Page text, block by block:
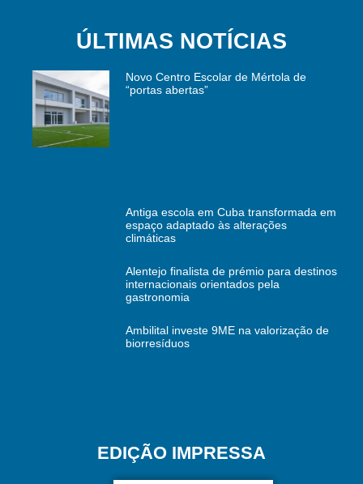
ÚLTIMAS NOTÍCIAS
Novo Centro Escolar de Mértola de
“portas abertas”
Antiga escola em Cuba transformada em
espaço adaptado às alterações
climáticas
Alentejo finalista de prémio para destinos
internacionais orientados pela
gastronomia
Ambilital investe 9ME na valorização de
biorresíduos
EDIÇÃO IMPRESSA